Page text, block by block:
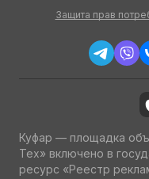
Защита прав
Куфар — площадка
Тех» включено в
ресурс «Реестр